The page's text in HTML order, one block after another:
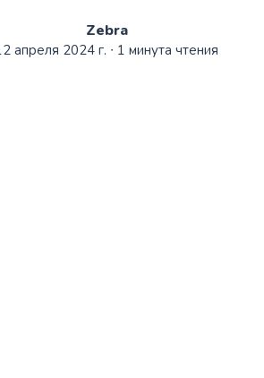
Zebra
апреля 2024 г. ∙ 1 минута чтения